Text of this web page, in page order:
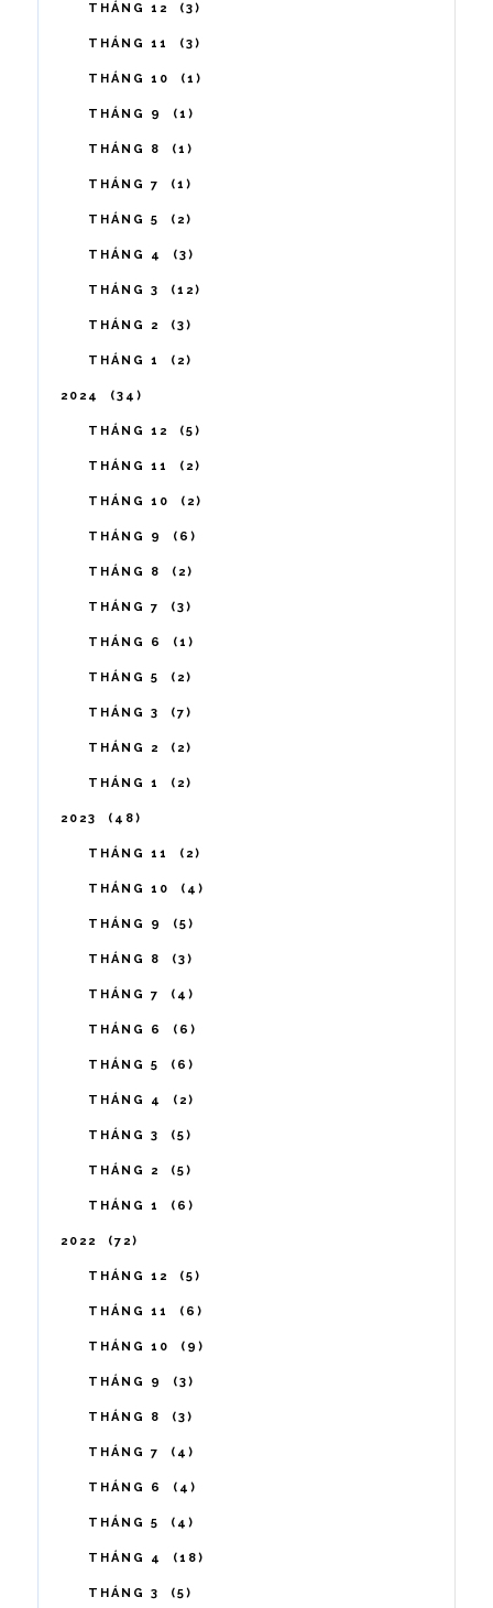
THÁNG 12 3
THÁNG 11 3
THÁNG 10 1
THÁNG 9 1
THÁNG 8 1
THÁNG 7 1
THÁNG 5 2
THÁNG 4 3
THÁNG 3 12
THÁNG 2 3
THÁNG 1 2
2024 34
THÁNG 12 5
THÁNG 11 2
THÁNG 10 2
THÁNG 9 6
THÁNG 8 2
THÁNG 7 3
THÁNG 6 1
THÁNG 5 2
THÁNG 3 7
THÁNG 2 2
THÁNG 1 2
2023 48
THÁNG 11 2
THÁNG 10 4
THÁNG 9 5
THÁNG 8 3
THÁNG 7 4
THÁNG 6 6
THÁNG 5 6
THÁNG 4 2
THÁNG 3 5
THÁNG 2 5
THÁNG 1 6
2022 72
THÁNG 12 5
THÁNG 11 6
THÁNG 10 9
THÁNG 9 3
THÁNG 8 3
THÁNG 7 4
THÁNG 6 4
THÁNG 5 4
THÁNG 4 18
THÁNG 3 5